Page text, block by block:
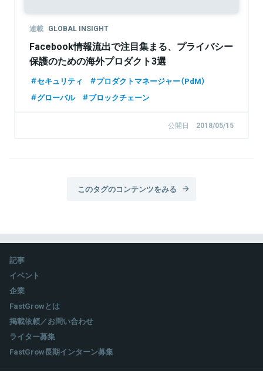
連載 GLOBAL INSIGHT
Facebook情報流出で注目集まる、プライバシー
保護のための海外プロダクト3選
セキュリティ
プロダクトマネージャー（PdM）
グローバル
ブロックチェーン
公開日 2018/05/15
このタグのコンテンツをみる
記事
イベント
企業
FastGrowとは
掲載依頼／お問い合わせ
ライター募集
FastGrow長期インターン募集